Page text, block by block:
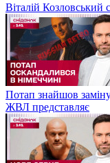
Віталій Козловський
Потап знайшов
ЖВЛ представляє